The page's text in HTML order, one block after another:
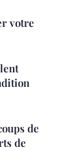
votre
de
de